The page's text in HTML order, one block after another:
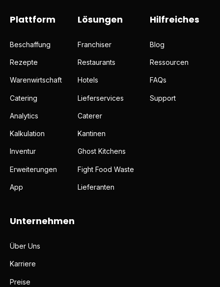
Plattform
Beschaffung
Rezepte
Warenwirtschaft
Catering
Analytics
Kalkulation
Inventur
Erweiterungen
App
Lösungen
Franchiser
Restaurants
Hotels
Lieferservices
Caterer
Kantinen
Ghost Kitchens
Fight Food Waste
Lieferanten
Hilfreiches
Blog
Ressourcen
FAQs
Support
Unternehmen
Über Uns
Karriere
Preise